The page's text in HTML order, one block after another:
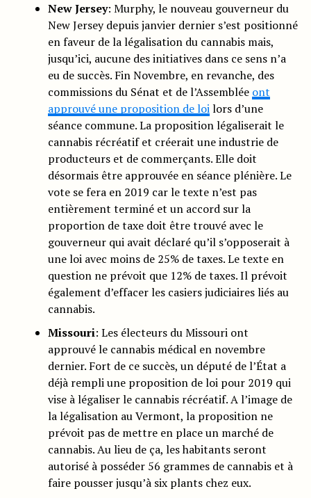
New Jersey: Murphy, le nouveau gouverneur du
New Jersey depuis janvier dernier s’est positionné
en faveur de la légalisation du cannabis mais,
jusqu’ici, aucune des initiatives dans ce sens n’a
eu de succès. Fin Novembre, en revanche, des
commissions du Sénat et de l’Assemblée ont
approuvé une proposition de loilors d’une
séance commune. La proposition légaliserait le
cannabis récréatif et créerait une industrie de
producteurs et de commerçants. Elle doit
désormais être approuvée en séance plénière. Le
vote se fera en 2019 car le texte n’est pas
entièrement terminé et un accord sur la
proportion de taxe doit être trouvé avec le
gouverneur qui avait déclaré qu’il s’opposerait à
une loi avec moins de 25% de taxes. Le texte en
question ne prévoit que 12% de taxes. Il prévoit
également d’effacer les casiers judiciaires liés au
cannabis.
Missouri: Les électeurs du Missouri ont
approuvé le cannabis médical en novembre
dernier. Fort de ce succès, un député de l’État a
déjà rempli une proposition de loi pour 2019 qui
vise à légaliser le cannabis récréatif. A l’image de
la légalisation au Vermont, la proposition ne
prévoit pas de mettre en place un marché de
cannabis. Au lieu de ça, les habitants seront
autorisé à posséder 56 grammes de cannabis et à
faire pousser jusqu’à six plants chez eux.